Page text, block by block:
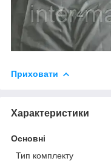
Приховати
Характеристики
Основні
Тип комплекту